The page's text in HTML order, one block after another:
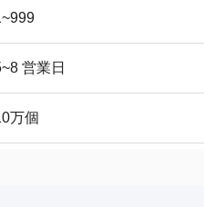
営業日
万個